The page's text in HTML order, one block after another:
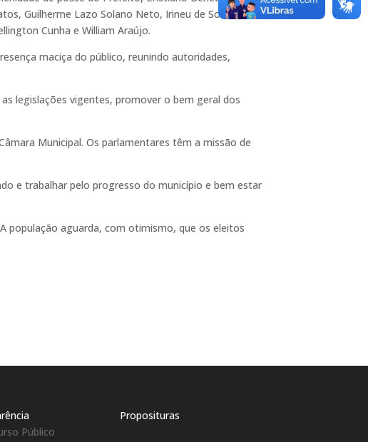
Guilherme Lazo Solano Neto, Irineu de Souza Bueno
Cunha e William Araújo.
maciça do público, reunindo autoridades,
legislações vigentes, promover o bem geral dos
Municipal. Os parlamentares têm a missão de
e trabalhar pelo progresso do município e bem estar
população aguarda, com otimismo, que os eleitos
Público
Proposituras